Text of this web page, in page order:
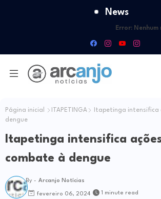
News
Error:
Página inicial ITAPETINGA
Itapetinga intensifica
dengue
Itapetinga intensifica
combate à dengue
By - Arcanjo Notícias
fevereiro 06, 2024 1 minute read